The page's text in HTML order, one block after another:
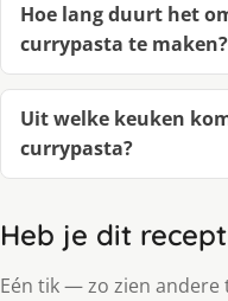
Hoe lang duurt het
currypasta te maken?
Uit welke keuken
currypasta?
Heb je dit
Eén tik — zo zien